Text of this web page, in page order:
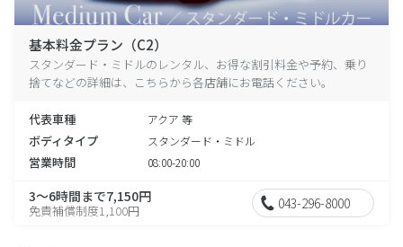
基本料金プラン（C2）
スタンダード・ミドルのレンタル、お得な割引料金や予約、乗り
捨てなどの詳細は、こちらから各店舗にお電話ください。
代表車種 アクア 等
ボディタイプ スタンダード・ミドル
営業時間 08:00-20:00
3～6時間まで7,150円
免責補償制度1,100円 043-296-8000